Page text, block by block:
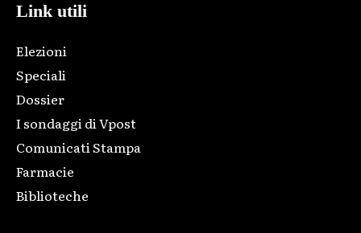
Link utili
Elezioni
Speciali
Dossier
I sondaggi di Vpost
Comunicati Stampa
Farmacie
Biblioteche